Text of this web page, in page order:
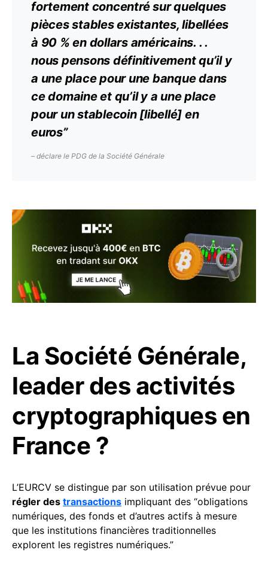
fortement concentré sur quelques
pièces stables existantes, libellées
à 90 % en dollarsaméricains. . .
nous pensons définitivement qu’il y
a une place pour une banque dans
ce domaine et qu’il y a une place
pour un stablecoin [libellé] en
euros”
– déclare le PDG de la Société Générale
La Société Générale,
leader des activités
cryptographiques en
France ?
L’EURCV se distingue par son utilisation prévue pour
régler des transactions impliquant des “obligations
numériques, des fonds et d’autres actifs à mesure
que les institutions financières traditionnelles
explorent les registres numériques.”